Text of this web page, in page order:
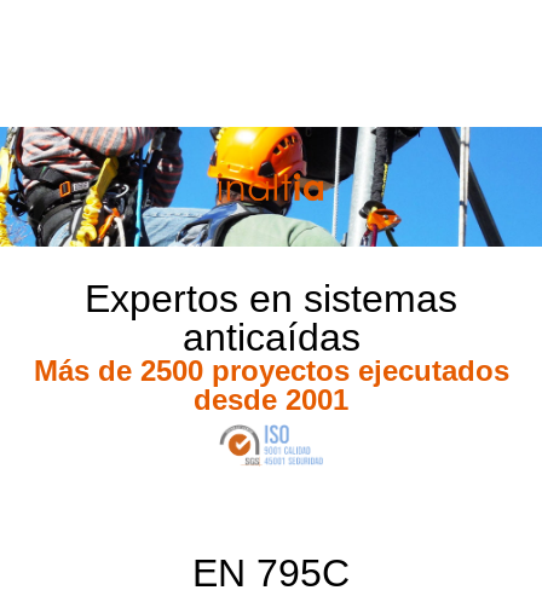
Expertos en sistemas
anticaídas
Más de 2500 proyectos ejecutados
desde 2001
EN 795C